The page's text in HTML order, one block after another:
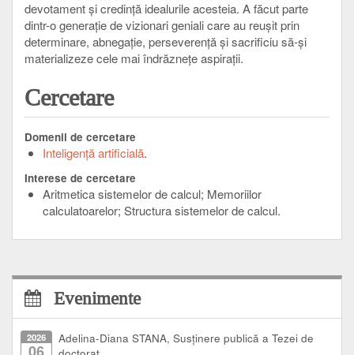
devotament şi credinţă idealurile acesteia. A făcut parte
dintr-o generaţie de vizionari geniali care au reuşit prin
determinare, abnegaţie, perseverenţă şi sacrificiu să-şi
materializeze cele mai îndrăzneţe aspiraţii.
Cercetare
Domenii de cercetare
Inteligenţă artificială
Interese de cercetare
Aritmetica sistemelor de calcul; Memoriilor
calculatoarelor; Structura sistemelor de calcul.
Evenimente
2026
Adelina-Diana STANA, Susținere publică a Tezei de